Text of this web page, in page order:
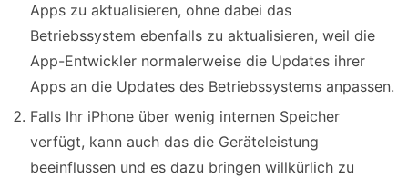
Apps zu aktualisieren, ohne dabei das
Betriebssystem ebenfalls zu aktualisieren, weil die
App-Entwickler normalerweise die Updates ihrer
Apps an die Updates des Betriebssystems anpassen.
Falls Ihr iPhone über wenig internen Speicher
verfügt, kann auch das die Geräteleistung
beeinflussen und es dazu bringen willkürlich zu